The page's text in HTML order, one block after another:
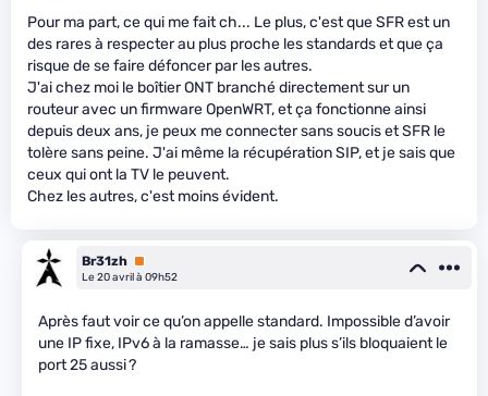
Pour ma part, ce qui me fait ch... Le plus, c'est que SFR est un
des rares à respecter au plus proche les standards et que ça
risque de se faire défoncer par les autres.
J'ai chez moi le boîtier ONT branché directement sur un
routeur avec un firmware OpenWRT, et ça fonctionne ainsi
depuis deux ans, je peux me connecter sans soucis et SFR le
tolère sans peine. J'ai même la récupération SIP, et je sais que
ceux qui ont la TV le peuvent.
Chez les autres, c'est moins évident.
Br31zh Premium
Le 20 avril à 09h52
Après faut voir ce qu’on appelle standard. Impossible d’avoir
une IP fixe, IPv6 à la ramasse… je sais plus s’ils bloquaient le
port 25 aussi ?